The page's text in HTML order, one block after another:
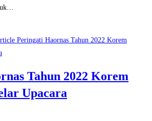
Tahun 2022 Korem
Upacara